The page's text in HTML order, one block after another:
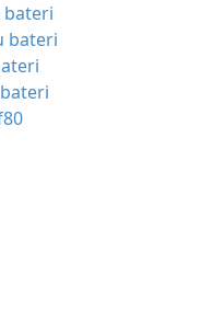
bateri
bateri
bateri